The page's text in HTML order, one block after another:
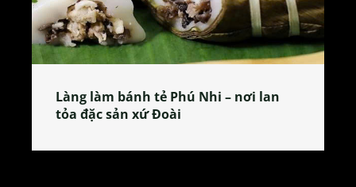
Làng làm bánh tẻ Phú Nhi – nơi lan
tỏa đặc sản xứ Đoài